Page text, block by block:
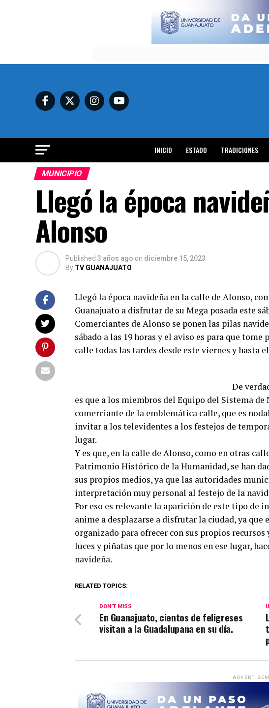
INICIO ESTADO TRADICIONES
MUNICIPIO
Llegó la época
Alonso
Published 3 años ago on diciembre 15, 2023
By TV GUANAJUATO
Llegó la época navideña en la calle de Alonso,
Guanajuato a disfrutar de su Mega posada este
Comerciantes de Alonso se ponen las pilas
sábado a las 19 horas y el aviso es para que
calle todas las tardes desde este viernes y hasta
De
es que a los miembros del Equipo del Sistema
comerciante de la emblemática calle, que es
invitar a los televidentes a los festejos de
lugar.
Y es que, en la calle de Alonso, como en otras
Patrimonio Histórico de la Humanidad, se han
sus propios medios, ya que las autoridades
interpretación muy personal al festejo de la
Por eso es relevante la aparición de este tipo de
anime a desplazarse a disfrutar la ciudad, ya que
organizado para ofrecer con sus propios recursos
luces y piñatas que por lo menos en ese lugar,
navideña.
RELATED TOPICS:
DON'T MISS
En Guanajuato, cientos de feligreses
visitan a la Guadalupana en su día.